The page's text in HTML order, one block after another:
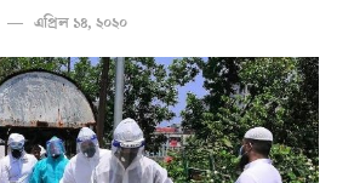
এপ্রিল ১৪, ২০২০